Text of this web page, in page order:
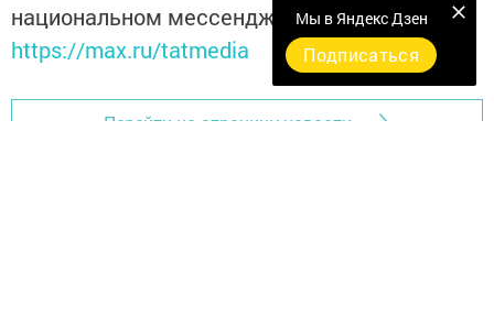
национальном мессенджере MАХ:
https://max.ru/tatmedia
Перейти на страницу новости
Мы в Яндекс Дзен
Подписаться